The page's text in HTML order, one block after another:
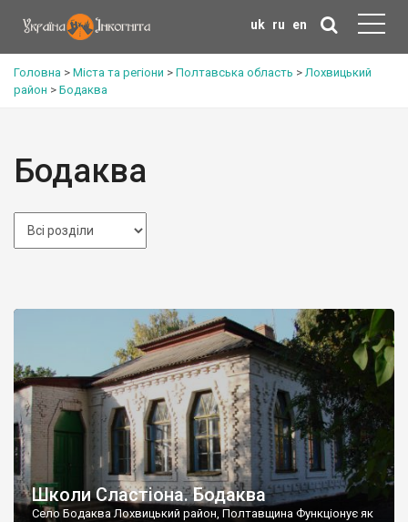
uk ru en
Головна > Міста та регіони > Полтавська область >Лохвицький
район > Бодаква
Бодаква
Школи Сластіона. Бодаква
Село Бодаква Лохвицький район, Полтавщина Функціонує як